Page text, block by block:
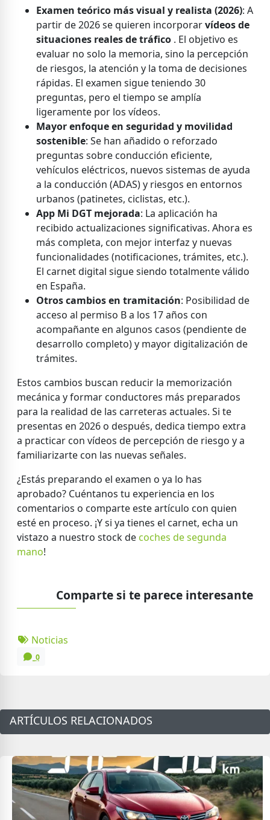
Examen teórico más visual y realista (2026): A
partir de 2026 se quieren incorporarvídeos de
situaciones reales de tráfico . El objetivo es
evaluar no solo la memoria, sino la percepción
de riesgos, la atención y la toma de decisiones
rápidas. El examen sigue teniendo 30
preguntas, pero el tiempo se amplía
ligeramente por los vídeos.
Mayor enfoque en seguridad y movilidad
sostenible: Se han añadido o reforzado
preguntas sobre conducción eficiente,
vehículos eléctricos, nuevos sistemas de ayuda
a la conducción (ADAS) y riesgos en entornos
urbanos (patinetes, ciclistas, etc.).
App Mi DGT mejorada: La aplicación ha
recibido actualizaciones significativas. Ahora es
más completa, con mejor interfaz y nuevas
funcionalidades (notificaciones, trámites, etc.).
El carnet digital sigue siendo totalmente válido
en España.
Otros cambios en tramitación: Posibilidad de
acceso al permiso B a los 17 años con
acompañante en algunos casos (pendiente de
desarrollo completo) y mayor digitalización de
trámites.
Estos cambios buscan reducir la memorización
mecánica y formar conductores más preparados
para la realidad de las carreteras actuales. Si te
presentas en 2026 o después, dedica tiempo extra
a practicar con vídeos de percepción de riesgo y a
familiarizarte con las nuevas señales.
¿Estás preparando el examen o ya lo has
aprobado? Cuéntanos tu experiencia en los
comentarios o comparte este artículo con quien
esté en proceso. ¡Y si ya tienes el carnet, echa un
vistazo a nuestro stock de coches de segunda
mano!
Comparte si te parece interesante
Noticias
0
ARTÍCULOS RELACIONADOS